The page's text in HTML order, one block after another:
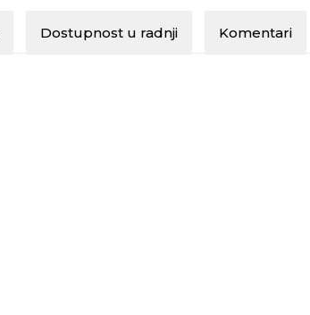
Dostupnost u radnji Komentari